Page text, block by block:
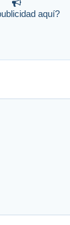
aquí?